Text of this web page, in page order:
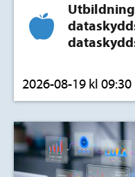
2026-08-19 kl 09:30